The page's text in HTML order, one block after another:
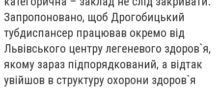
Запропоновано, щоб Дрогобицький
тубдиспансер працював окремо від
Львівського центру легеневого здоров`я,
якому зараз підпорядкований, а відтак
увійшов в структуру охорони здоров`я